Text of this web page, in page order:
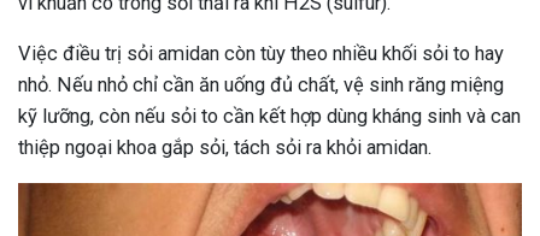
Việc điều trị sỏi amidan còn tùy theo nhiều khối sỏi to hay
nhỏ. Nếu nhỏ chỉ cần ăn uống đủ chất, vệ sinh răng miệng
kỹ lưỡng, còn nếu sỏi to cần kết hợp dùng kháng sinh và can
thiệp ngoại khoa gắp sỏi, tách sỏi ra khỏi amidan.